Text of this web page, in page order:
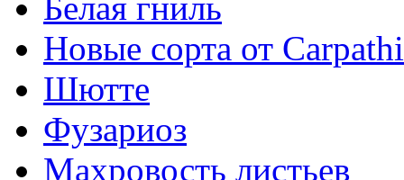
Новые сорта от
Шютте
Фузариоз
Махровость листьев